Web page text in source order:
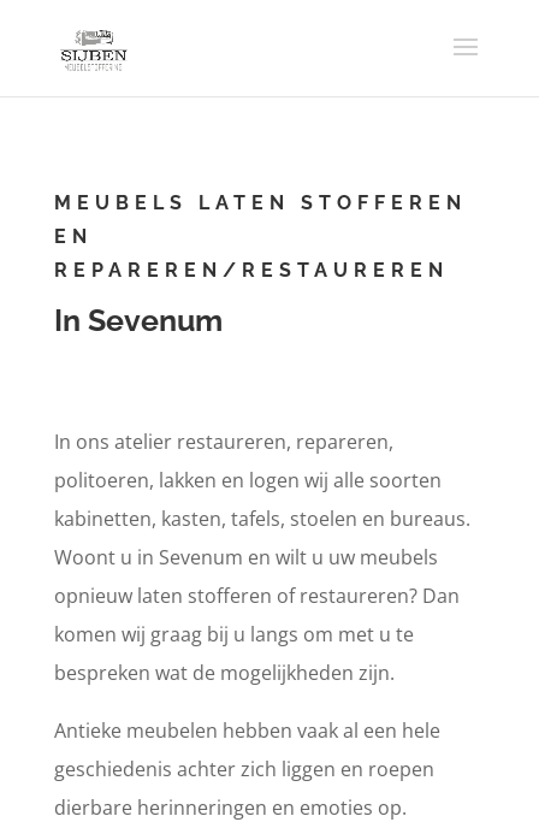
MEUBELS LATEN STOFFEREN
EN
REPAREREN/RESTAUREREN
In Sevenum
In ons atelier restaureren, repareren,
politoeren, lakken en logen wij alle soorten
kabinetten, kasten, tafels, stoelen en bureaus.
Woont u in Sevenum en wilt u uw meubels
opnieuw laten stofferen of restaureren? Dan
komen wij graag bij u langs om met u te
bespreken wat de mogelijkheden zijn.
Antieke meubelen hebben vaak al een hele
geschiedenis achter zich liggen en roepen
dierbare herinneringen en emoties op.